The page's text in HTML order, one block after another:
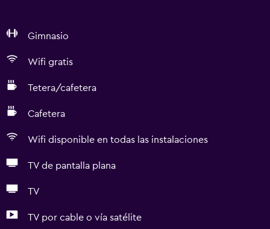
Gimnasio
Wifi gratis
Tetera/cafetera
Cafetera
Wifi disponible en todas las instalaciones
TV de pantalla plana
TV
TV por cable o vía satélite